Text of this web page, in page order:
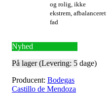
og rolig, ikke
ekstrem, afbalanceret
fad
Nyhed
På lager (Levering: 5 dage)
Producent: Bodegas
Castillo de Mendoza